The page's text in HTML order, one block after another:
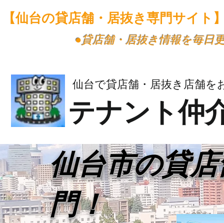
【仙台の貸店舗・居抜き専門サイト
​●貸店舗・居抜き情報を毎日
仙台で貸店舗・居抜き店舗を
テナント仲
仙台市の貸
門！